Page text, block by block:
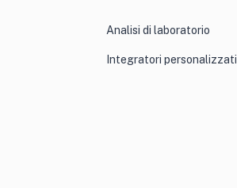
Analisi di laboratorio
Integratori personalizzati